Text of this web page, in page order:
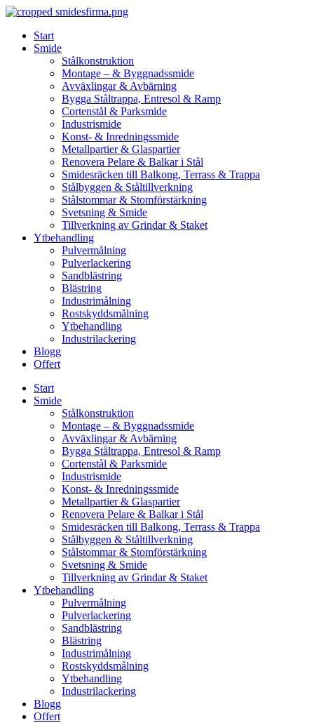
Skip
contentStart
Smide
Stålkonstruktion
Montage – & Byggnadssmide
Avväxlingar & Avbärning
Bygga Ståltrappa, Entresol & Ramp
Cortenstål & Parksmide
Industrismide
Konst- & Inredningssmide
Metallpartier & Glaspartier
Renovera Pelare & Balkar i Stål
Smidesräcken till Balkong, Terrass & Trappa
Stålbyggen & Ståltillverkning
Stålstommar & Stomförstärkning
Svetsning & Smide
Tillverkning av Grindar & Staket
Ytbehandling
Pulvermålning
Pulverlackering
Sandblästring
Blästring
Industrimålning
Rostskyddsmålning
Ytbehandling
Industrilackering
Blogg
Offert
Start
Smide
Stålkonstruktion
Montage – & Byggnadssmide
Avväxlingar & Avbärning
Bygga Ståltrappa, Entresol & Ramp
Cortenstål & Parksmide
Industrismide
Konst- & Inredningssmide
Metallpartier & Glaspartier
Renovera Pelare & Balkar i Stål
Smidesräcken till Balkong, Terrass & Trappa
Stålbyggen & Ståltillverkning
Stålstommar & Stomförstärkning
Svetsning & Smide
Tillverkning av Grindar & Staket
Ytbehandling
Pulvermålning
Pulverlackering
Sandblästring
Blästring
Industrimålning
Rostskyddsmålning
Ytbehandling
Industrilackering
Blogg
Offert